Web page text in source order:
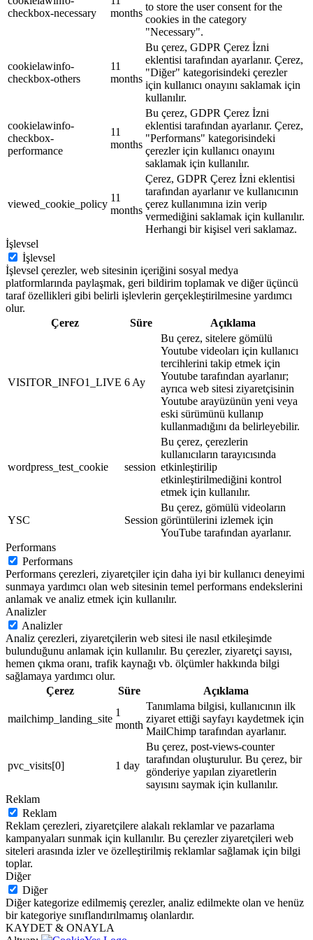
checkbox-necessary
months
to store the user consent for the
cookies in the category
"Necessary".
cookielawinfo-
checkbox-others
11
months
Bu çerez, GDPR Çerez İzni
eklentisi tarafından ayarlanır. Çerez,
"Diğer" kategorisindeki çerezler
için kullanıcı onayını saklamak için
kullanılır.
cookielawinfo-
checkbox-
performance
11
months
Bu çerez, GDPR Çerez İzni
eklentisi tarafından ayarlanır. Çerez,
"Performans" kategorisindeki
çerezler için kullanıcı onayını
saklamak için kullanılır.
viewed_cookie_policy
11
months
Çerez, GDPR Çerez İzni eklentisi
tarafından ayarlanır ve kullanıcının
çerez kullanımına izin verip
vermediğini saklamak için kullanılır.
Herhangi bir kişisel veri saklamaz.
İşlevsel
İşlevsel
İşlevsel çerezler, web sitesinin içeriğini sosyal medya
platformlarında paylaşmak, geri bildirim toplamak ve diğer üçüncü
taraf özellikleri gibi belirli işlevlerin gerçekleştirilmesine yardımcı
olur.
Çerez
Süre Açıklama
VISITOR_INFO1_LIVE 6 Ay
Bu çerez, sitelere gömülü
Youtube videoları için kullanıcı
tercihlerini takip etmek için
Youtube tarafından ayarlanır;
ayrıca web sitesi ziyaretçisinin
Youtube arayüzünün yeni veya
eski sürümünü kullanıp
kullanmadığını da belirleyebilir.
wordpress_test_cookie session
Bu çerez, çerezlerin
kullanıcıların tarayıcısında
etkinleştirilip
etkinleştirilmediğini kontrol
etmek için kullanılır.
YSC Session
Bu çerez, gömülü videoların
görüntülerini izlemek için
YouTube tarafından ayarlanır.
Performans
Performans
Performans çerezleri, ziyaretçiler için daha iyi bir kullanıcı deneyimi
sunmaya yardımcı olan web sitesinin temel performans endekslerini
anlamak ve analiz etmek için kullanılır.
Analizler
Analizler
Analiz çerezleri, ziyaretçilerin web sitesi ile nasıl etkileşimde
bulunduğunu anlamak için kullanılır. Bu çerezler, ziyaretçi sayısı,
hemen çıkma oranı, trafik kaynağı vb. ölçümler hakkında bilgi
sağlamaya yardımcı olur.
Çerez
Süre Açıklama
mailchimp_landing_site
1
month
Tanımlama bilgisi, kullanıcının ilk
ziyaret ettiği sayfayı kaydetmek için
MailChimp tarafından ayarlanır.
pvc_visits[0] 1 day
Bu çerez, post-views-counter
tarafından oluşturulur. Bu çerez, bir
gönderiye yapılan ziyaretlerin
sayısını saymak için kullanılır.
Reklam
Reklam
Reklam çerezleri, ziyaretçilere alakalı reklamlar ve pazarlama
kampanyaları sunmak için kullanılır. Bu çerezler ziyaretçileri web
siteleri arasında izler ve özelleştirilmiş reklamlar sağlamak için bilgi
toplar.
Diğer
Diğer
Diğer kategorize edilmemiş çerezler, analiz edilmekte olan ve henüz
bir kategoriye sınıflandırılmamış olanlardır.
KAYDET & ONAYLA